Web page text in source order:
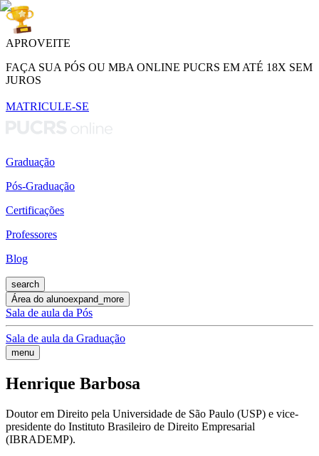
APROVEITE
FAÇA SUA PÓS OU MBA ONLINE PUCRS EM ATÉ 18X SEM
JUROS
MATRICULE-SE
Graduação
Pós-Graduação
Certificações
Professores
Blog
search
Área do alunoexpand_more
Sala de aula da Pós
Sala de aula da Graduação
menu
Henrique Barbosa
Doutor em Direito pela Universidade de São Paulo (USP) e vice-
presidente do Instituto Brasileiro de Direito Empresarial
(IBRADEMP).